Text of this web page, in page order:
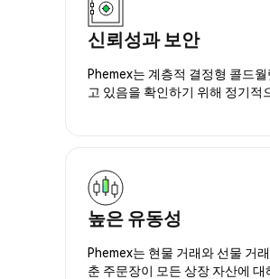
신뢰성과 보안
Phemex는 계층적 결정형 콜드
고 있음을 확인하기 위해 정기적
높은 유동성
Phemex는 현물 거래와 선물 거
춘 주문장이 모든 상장 자산에